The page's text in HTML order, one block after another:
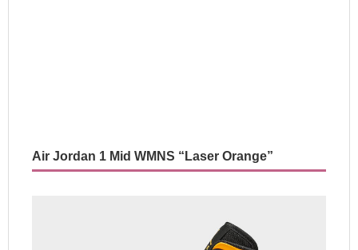
Air Jordan 1 Mid WMNS “Laser Orange”